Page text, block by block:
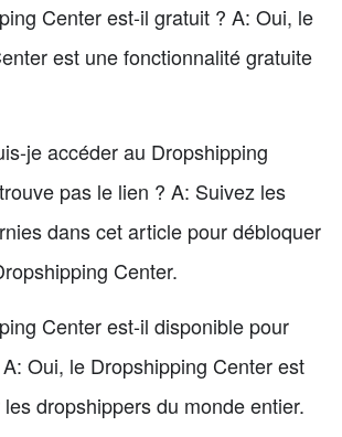
Center est-il gratuit ? A: Oui, le
est une fonctionnalité gratuite
je accéder au Dropshipping
pas le lien ? A: Suivez les
dans cet article pour débloquer
Center.
Center est-il disponible pour
Oui, le Dropshipping Center est
dropshippers du monde entier.